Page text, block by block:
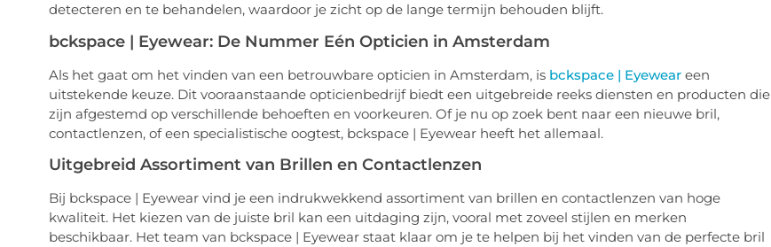
detecteren en te behandelen, waardoor je zicht op de lange termijn behouden blijft.
bckspace | Eyewear: De Nummer Eén Opticien in Amsterdam
Als het gaat om het vinden van een betrouwbare opticien in Amsterdam, is bckspace | Eyeweareen
uitstekende keuze. Dit vooraanstaande opticienbedrijf biedt een uitgebreide reeks diensten en producten die
zijn afgestemd op verschillende behoeften en voorkeuren. Of je nu op zoek bent naar een nieuwe bril,
contactlenzen, of een specialistische oogtest, bckspace | Eyewear heeft het allemaal.
Uitgebreid Assortiment van Brillen en Contactlenzen
Bij bckspace | Eyewear vind je een indrukwekkend assortiment van brillen en contactlenzen van hoge
kwaliteit. Het kiezen van de juiste bril kan een uitdaging zijn, vooral met zoveel stijlen en merken
beschikbaar. Het team van bckspace | Eyewear staat klaar om je te helpen bij het vinden van de perfecte bril